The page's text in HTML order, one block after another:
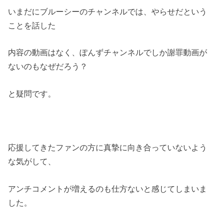
いまだにブルーシーのチャンネルでは、やらせだという
ことを話した
内容の動画はなく、ぽんずチャンネルでしか謝罪動画が
ないのもなぜだろう？
と疑問です。
応援してきたファンの方に真摯に向き合っていないよう
な気がして、
アンチコメントが増えるのも仕方ないと感じてしまいま
した。